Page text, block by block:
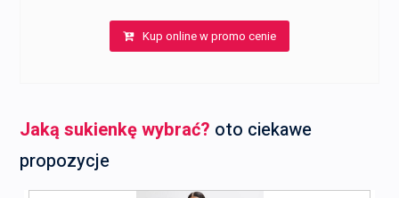
Kup online w promo cenie
Jaką sukienkę wybrać? oto ciekawe
propozycje